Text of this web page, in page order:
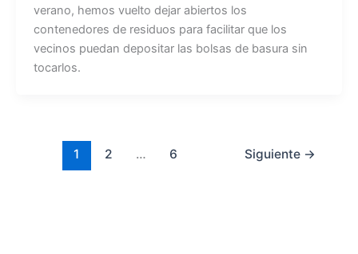
verano, hemos vuelto dejar abiertos los
contenedores de residuos para facilitar que los
vecinos puedan depositar las bolsas de basura sin
tocarlos.
1 2 … 6 Siguiente →